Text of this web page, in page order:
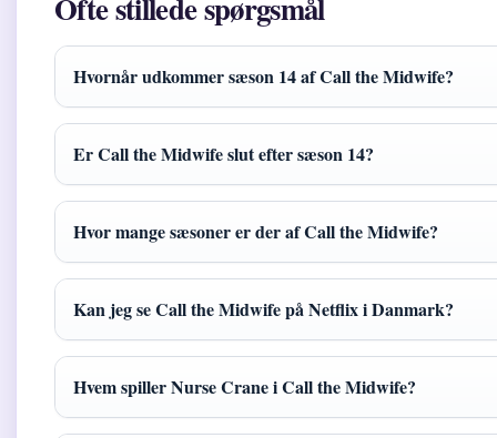
Hvornår udkommer sæson 14 af Call the Midwife?
Er Call the Midwife slut efter sæson 14?
Hvor mange sæsoner er der af Call the Midwife?
Kan jeg se Call the Midwife på Netflix i Danmark?
Hvem spiller Nurse Crane i Call the Midwife?